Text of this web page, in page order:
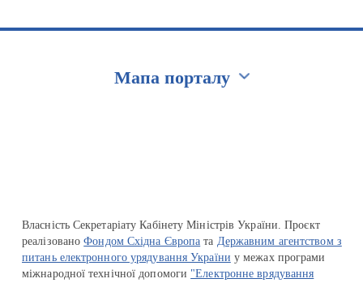
Мапа порталу
Власність Секретаріату Кабінету Міністрів України. Проєкт
реалізованоФондом Східна Європа та Державним агентством з
питань електронного урядування України у межах програми
міжнародної технічної допомоги "Електронне врядування